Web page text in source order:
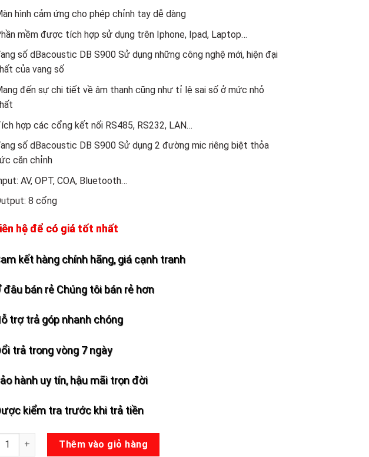
hình cảm ứng cho phép chỉnh tay dễ dàng
mềm được tích hợp sử dụng trên Iphone, Ipad, Laptop…
số dBacoustic DB S900 Sử dụng những công nghệ mới, hiện đại
của vang số
đến sự chi tiết về âm thanh cũng như tỉ lệ sai số ở mức nhỏ
hợp các cổng kết nối RS485, RS232, LAN…
số dBacoustic DB S900 Sử dụng 2 đường mic riêng biệt thỏa
căn chỉnh
AV, OPT, COA, Bluetooth…
8 cổng
hệ để có giá tốt nhất
kết hàng chính hãng, giá cạnh tranh
đâu bán rẻ Chúng tôi bán rẻ hơn
trợ trả góp nhanh chóng
trả trong vòng 7 ngày
hành uy tín, hậu mãi trọn đời
kiểm tra trước khi trả tiền
số DBacoustic S900 số lượng
Thêm vào giỏ hàng